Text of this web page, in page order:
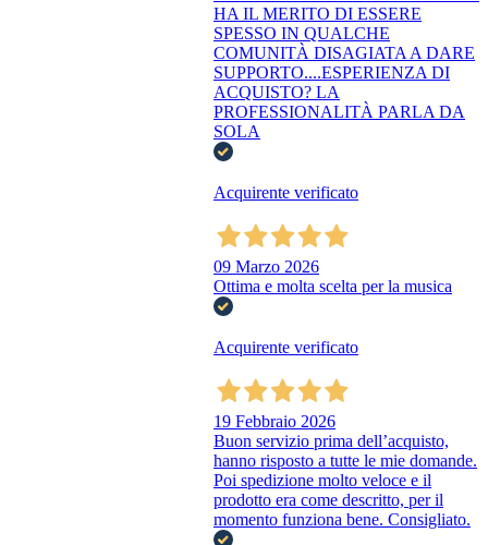
HA IL MERITO DI ESSERE
SPESSO IN QUALCHE
COMUNITÀ DISAGIATA A DARE
SUPPORTO....ESPERIENZA DI
ACQUISTO? LA
PROFESSIONALITÀ PARLA DA
SOLA
Acquirente verificato
09 Marzo 2026
Ottima e molta scelta per la musica
Acquirente verificato
19 Febbraio 2026
Buon servizio prima dell’acquisto,
hanno risposto a tutte le mie domande.
Poi spedizione molto veloce e il
prodotto era come descritto, per il
momento funziona bene. Consigliato.